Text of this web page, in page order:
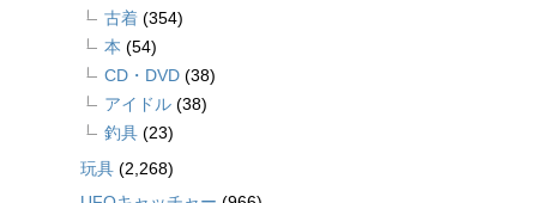
古着 (354)
本 (54)
CD・DVD (38)
アイドル (38)
釣具 (23)
玩具 (2,268)